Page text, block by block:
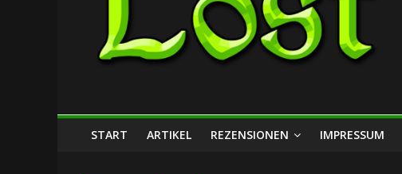
START ARTIKEL REZENSIONEN IMPRESSUM